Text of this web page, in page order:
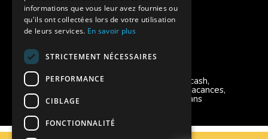
Modes de règlement acceptés
Chèque, Virement, Espèces, Mandats cash,
Bons CAF, Conseil général, Chèques vacances,
Carte bancaire, Prise en charge reçu sans
règlement, Prélèvement, Pass Colo
informations que vous leur avez fournies ou
qu'ils ont collectées lors de votre utilisation
de leurs services. En savoir plus
STRICTEMENT NÉCESSAIRES
PERFORMANCE
CIBLAGE
FONCTIONNALITÉ